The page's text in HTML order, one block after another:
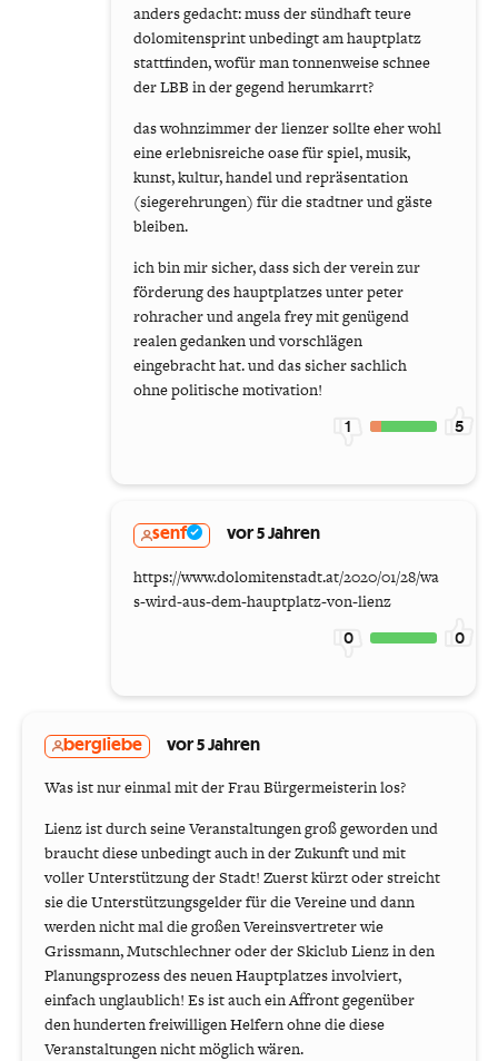
anders gedacht: muss der sündhaft teure
dolomitensprint unbedingt am hauptplatz
stattfinden, wofür man tonnenweise schnee
der LBB in der gegend herumkarrt?
das wohnzimmer der lienzer sollte eher wohl
eine erlebnisreiche oase für spiel, musik,
kunst, kultur, handel und repräsentation
(siegerehrungen) für die stadtner und gäste
bleiben.
ich bin mir sicher, dass sich der verein zur
förderung des hauptplatzes unter peter
rohracher und angela frey mit genügend
realen gedanken und vorschlägen
eingebracht hat. und das sicher sachlich
ohne politische motivation!
1 5
senf vor 5 Jahren
https://www.dolomitenstadt.at/2020/01/28/wa
s-wird-aus-dem-hauptplatz-von-lienz
0 0
bergliebe vor 5 Jahren
Was ist nur einmal mit der Frau Bürgermeisterin los?
Lienz ist durch seine Veranstaltungen groß geworden und
braucht diese unbedingt auch in der Zukunft und mit
voller Unterstützung der Stadt! Zuerst kürzt oder streicht
sie die Unterstützungsgelder für die Vereine und dann
werden nicht mal die großen Vereinsvertreter wie
Grissmann, Mutschlechner oder der Skiclub Lienz in den
Planungsprozess des neuen Hauptplatzes involviert,
einfach unglaublich! Es ist auch ein Affront gegenüber
den hunderten freiwilligen Helfern ohne die diese
Veranstaltungen nicht möglich wären.